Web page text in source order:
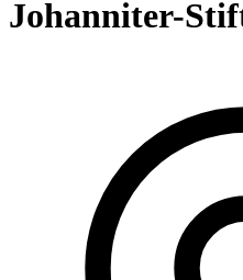
Johanniter-